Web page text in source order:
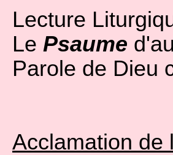
Lecture
Le Psaume
Parole de Dieu
Acclamation de